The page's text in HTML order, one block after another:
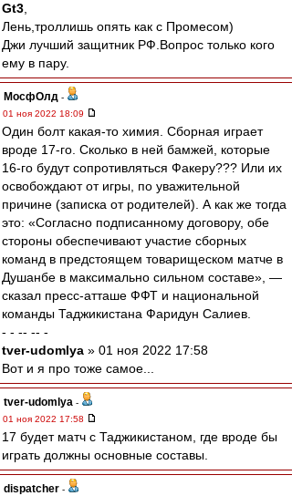
Gt3
Лень,троллишь опять как с Промесом)
Джи лучший защитник РФ.Вопрос только кого
ему в пару.
МосфОлд -
01 ноя 2022 18:09
Один болт какая-то химия. Сборная играет
вроде 17-го. Сколько в ней бамжей, которые
16-го будут сопротивляться Факеру??? Или их
освобождают от игры, по уважительной
причине (записка от родителей). А как же тогда
это: «Согласно подписанному договору, обе
стороны обеспечивают участие сборных
команд в предстоящем товарищеском матче в
Душанбе в максимально сильном составе», —
сказал пресс‑атташе ФФТ и национальной
команды Таджикистана Фаридун Салиев.
- - -- -- -
tver-udomlya » 01 ноя 2022 17:58
Вот и я про тоже самое...
tver-udomlya -
01 ноя 2022 17:58
17 будет матч с Таджикистаном, где вроде бы
играть должны основные составы.
dispatcher -